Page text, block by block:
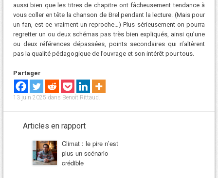
aussi bien que les titres de chapitre ont fâcheusement tendance à
vous coller en tête la chanson de Brel pendant la lecture. (Mais pour
un fan, est-ce vraiment un reproche…) Plus sérieusement on pourra
regretter un ou deux schémas pas très bien expliqués, ainsi qu’une
ou deux références dépassées, points secondaires qui n’altèrent
pas la qualité pédagogique de l’ouvrage et son intérêt pour tous.
Partager
13 juin 2025 dans Benoît Rittaud
Articles en rapport
Climat : le pire n’est
plus un scénario
crédible